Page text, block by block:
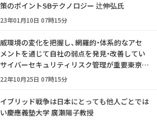
のポイント――SBテクノロジー 辻伸弘氏
年01月10日 07時15分
環境の変化を把握し、網羅的・体系的なアセ
ントを通じて自社の弱点を発見・改善してい
イバーセキュリティリスク管理が重要――東京海
動火災保険 黒山康治氏
年10月25日 07時15分
ブリッド戦争は日本にとっても他人ごとでは
――慶應義塾大学 廣瀬陽子教授